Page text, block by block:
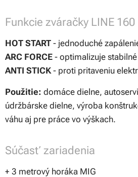
Funkcie zváračky LINE 160
HOT START - jednoduché
ARC FORCE - optimalizuje
ANTI STICK- proti pritaveniu
Použitie: domáce dielne,
údržbárske dielne, výroba
váhu aj pre práce vo výškach.
Súčasť zariadenia
+ 3 metrový horáka MIG